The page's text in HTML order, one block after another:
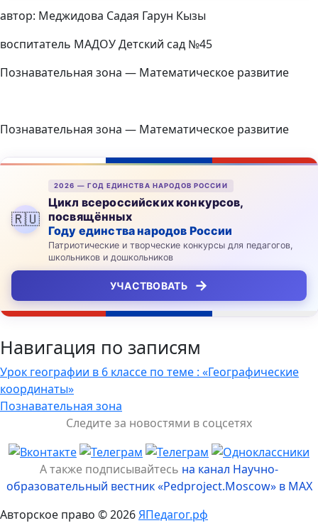
автор: Меджидова Садая Гарун Кызы
воспитатель МАДОУ Детский сад №45
Познавательная зона — Математическое развитие
Познавательная зона — Математическое развитие
🇷🇺
2026 — ГОД ЕДИНСТВА НАРОДОВ РОССИИ
Цикл всероссийских конкурсов,
посвящённых
Году единства народов России
Патриотические и творческие конкурсы для педагогов,
школьников и дошкольников
УЧАСТВОВАТЬ →
Навигация по записям
Урок географии в 6 классе по теме : «Географические
координаты»
Познавательная зона
Следите за новостями в соцсетях
А также подписывайтесь на канал Научно-
образовательный вестник «Pedproject.Moscow» в MAX
Авторское право © 2026ЯПедагог.рф